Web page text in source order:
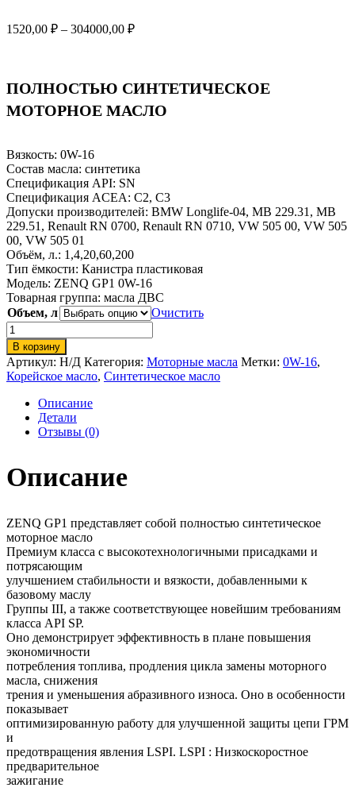
1520,00 ₽ – 304000,00 ₽Диапазон
304000,00 ₽
ПОЛНОСТЬЮ СИНТЕТИЧЕСКОЕ
МОТОРНОЕ МАСЛО
Вязкость: 0W-16
Состав масла: синтетика
Спецификация API: SN
Спецификация ACEA: C2, C3
Допуски производителей: BMW Longlife-04, MB 229.31, MB
229.51, Renault RN 0700, Renault RN 0710, VW 505 00, VW 505
00, VW 505 01
Объём, л.: 1,4,20,60,200
Тип ёмкости: Канистра пластиковая
Модель: ZENQ GP1 0W-16
Товарная группа: масла ДВС
Объем, л
Очистить
Количество
товара
ZENQ
GP1
0W-
В корзину
Артикул: Н/Д Категория: Моторные масла Метки: 0W-16,
Корейское масло, Синтетическое масло
Описание
Детали
Отзывы (0)
Описание
ZENQ GP1 представляет собой полностью синтетическое
моторное масло
Премиум класса с высокотехнологичными присадками и
потрясающим
улучшением стабильности и вязкости, добавленными к
базовому маслу
Группы III, а также соответствующее новейшим требованиям
класса API SP.
Оно демонстрирует эффективность в плане повышения
экономичности
потребления топлива, продления цикла замены моторного
масла, снижения
трения и уменьшения абразивного износа. Оно в особенности
показывает
оптимизированную работу для улучшенной защиты цепи ГРМ
и
предотвращения явления LSPI. LSPI : Низкоскоростное
предварительное
зажигание